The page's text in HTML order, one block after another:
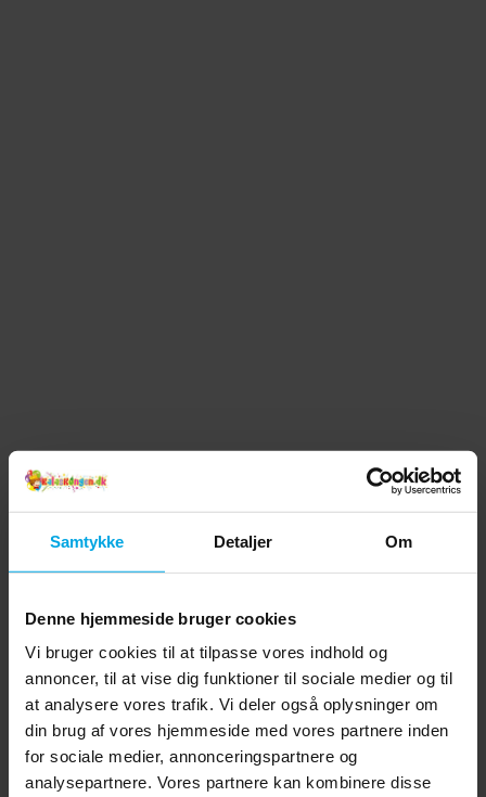
Samtykke Detaljer Om
Denne hjemmeside bruger cookies
Vi bruger cookies til at tilpasse vores indhold og
annoncer, til at vise dig funktioner til sociale medier og til
at analysere vores trafik. Vi deler også oplysninger om
din brug af vores hjemmeside med vores partnere inden
for sociale medier, annonceringspartnere og
analysepartnere. Vores partnere kan kombinere disse